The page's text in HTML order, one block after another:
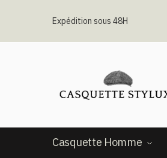
Expédition sous 48H
Casquette Homme